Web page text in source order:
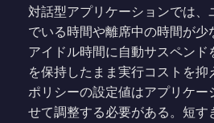
対話型アプリケーションでは、
でいる時間や離席中の時間が少
アイドル時間に自動サスペンド
を保持したまま実行コストを
ポリシーの設定値はアプリケー
せて調整する必要がある。短す